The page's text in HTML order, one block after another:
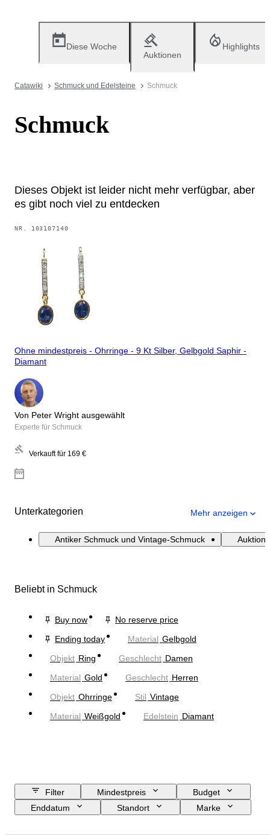
Diese Woche
Auktionen
Highlights
Catawiki Schmuck und Edelsteine Schmuck
Schmuck
Dieses Objekt ist leider nicht mehr verfügbar, aber
es gibt noch viel zu entdecken
NR. 103107140
Ohne mindestpreis - Ohrringe - 9 Kt Silber, Gelbgold Saphir -
Diamant
Von Peter Wright ausgewählt
Experte für Schmuck
Verkauft für 169 €
Unterkategorien Mehr anzeigen
Antiker Schmuck und Vintage-Schmuck
Beliebt in Schmuck
Buy now
No reserve price
Ending today
Material Gelbgold
Objekt Ring Geschlecht Damen
Material Gold Geschlecht Herren
Objekt Ohrringe Stil Vintage
Material Weißgold Edelstein Diamant
Filter Mindestpreis
Budget
Enddatum
Standort
Marke